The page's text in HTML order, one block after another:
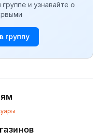
и узнавайте о
группу